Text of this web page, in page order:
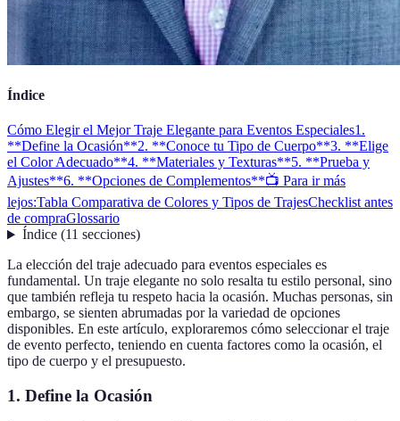
Índice
Cómo Elegir el Mejor Traje Elegante para Eventos Especiales1.
**Define la Ocasión**2. **Conoce tu Tipo de Cuerpo**3. **Elige
el Color Adecuado**4. **Materiales y Texturas**5. **Prueba y
Ajustes**6. **Opciones de Complementos**📺 Para ir más
lejos:Tabla Comparativa de Colores y Tipos de TrajesChecklist antes
de compraGlossario
Índice(11 secciones)
La elección del traje adecuado para eventos especiales es
fundamental. Un traje elegante no solo resalta tu estilo personal, sino
que también refleja tu respeto hacia la ocasión. Muchas personas, sin
embargo, se sienten abrumadas por la variedad de opciones
disponibles. En este artículo, exploraremos cómo seleccionar el traje
de evento perfecto, teniendo en cuenta factores como la ocasión, el
tipo de cuerpo y el presupuesto.
1. Define la Ocasión